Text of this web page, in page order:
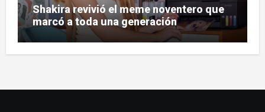
Shakira revivió el meme noventero que
marcó a toda una generación